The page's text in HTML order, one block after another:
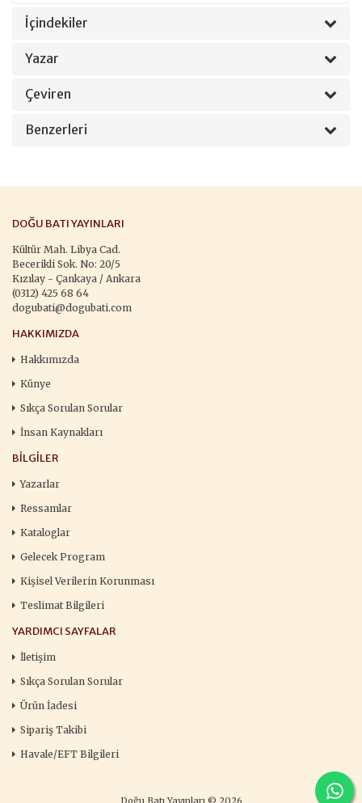
İçindekiler
Yazar
Çeviren
Benzerleri
DOĞU BATI YAYINLARI
Kültür Mah. Libya Cad.
Becerikli Sok. No: 20/5
Kızılay - Çankaya / Ankara
(0312) 425 68 64
dogubati@dogubati.com
HAKKIMIZDA
Hakkımızda
Künye
Sıkça Sorulan Sorular
İnsan Kaynakları
BILGILER
Yazarlar
Ressamlar
Kataloglar
Gelecek Program
Kişisel Verilerin Korunması
Teslimat Bilgileri
YARDIMCI SAYFALAR
İletişim
Sıkça Sorulan Sorular
Ürün İadesi
Sipariş Takibi
Havale/EFT Bilgileri
Doğu Batı Yayınları © 2026